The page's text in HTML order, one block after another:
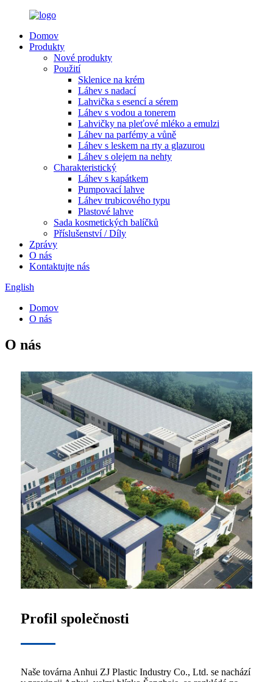
Domov
Produkty
Nové produkty
Použití
Sklenice na krém
Láhev s nadací
Lahvička s esencí a sérem
Láhev s vodou a tonerem
Lahvičky na pleťové mléko a emulzi
Láhev na parfémy a vůně
Láhev s leskem na rty a glazurou
Láhev s olejem na nehty
Charakteristický
Láhev s kapátkem
Pumpovací lahve
Láhev trubicového typu
Plastové lahve
Sada kosmetických balíčků
Příslušenství / Díly
Zprávy
O nás
Kontaktujte nás
English
Domov
O nás
O nás
Profil společnosti
Naše továrna Anhui ZJ Plastic Industry Co., Ltd. se nachází